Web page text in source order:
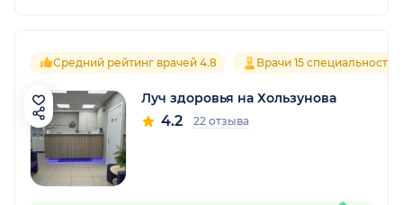
Средний рейтинг врачей 4.8 Врачи 15 специальностей
Луч здоровья на Хользунова
4.2 22 отзыва